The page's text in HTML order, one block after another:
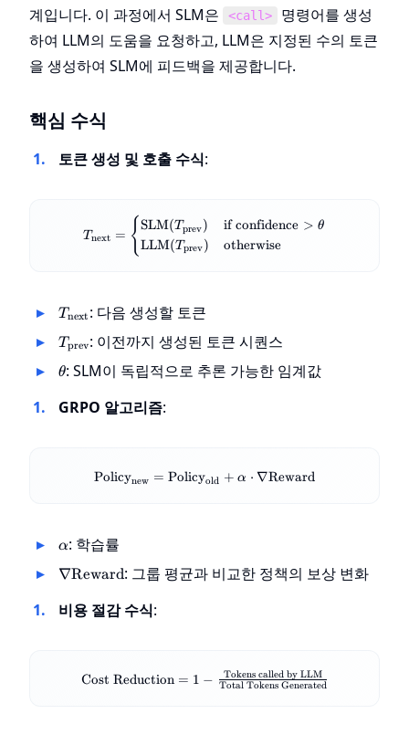
계입니다. 이 과정에서 SLM은
<call>
명령어를 생성
하여 LLM의 도움을 요청하고, LLM은 지정된 수의 토큰
을 생성하여 SLM에 피드백을 제공합니다.
핵심 수식
토큰 생성 및 호출 수식:
T_{\text{next}}
= \begin{cases}
\text{SLM}
\text{confidence}
> \theta \\
\text{LLM}
(T_{\text{prev}})
&
\end{cases}
Tnext = {SLM(Tprev)
LLM(Tprev)
ifconfidence > θ
otherwise
T_{\text{next}}
Tnext : 다음 생성할 토큰
T_{\text{prev}}
Tprev: 이전까지 생성된 토큰 시퀀스
\theta
θ: SLM이 독립적으로 추론 가능한 임계값
GRPO 알고리즘:
\text{Policy}_{\text{new}}
=
Policynew = Policyold + α ⋅ ∇Reward
\alpha
α: 학습률
\nabla
∇Reward: 그룹 평균과 비교한 정책의 보상 변화
비용 절감 수식:
\text{Cost
Reduction} = 1 -
Cost Reduction = 1 − Total Tokens Generated
Tokens called by LLM